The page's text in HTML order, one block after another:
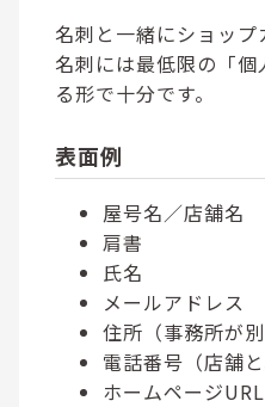
名刺と一緒にショップ
名刺には最低限の「
る形で十分です。
表面例
屋号名／店舗名
肩書
氏名
メールアドレス
住所（事務所が別
電話番号（店舗と
ホームページURL